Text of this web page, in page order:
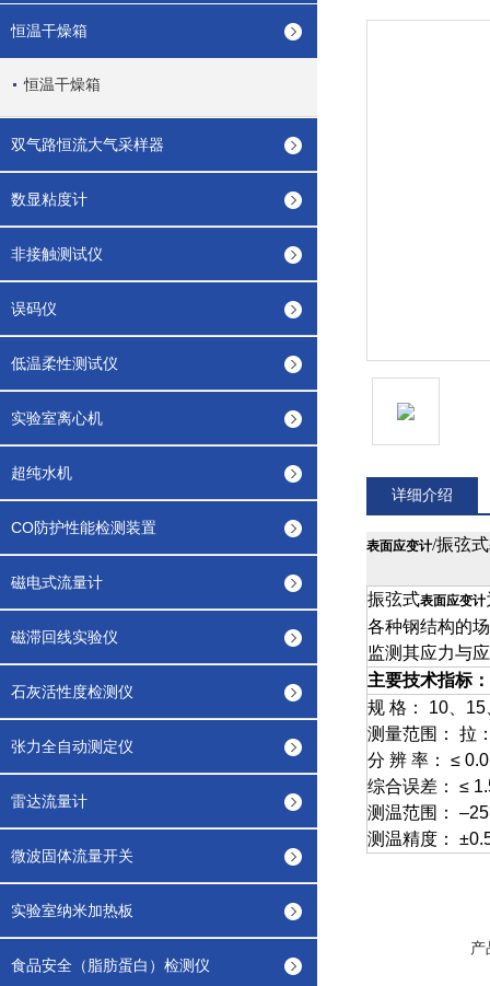
恒温干燥箱
恒温干燥箱
双气路恒流大气采样器
数显粘度计
非接触测试仪
误码仪
低温柔性测试仪
实验室离心机
超纯水机
CO防护性能检测装置
磁电式流量计
磁滞回线实验仪
石灰活性度检测仪
张力全自动测定仪
雷达流量计
微波固体流量开关
实验室纳米加热板
食品安全（脂肪蛋白）检测仪
详细介绍
表面应变计/振弦式
振弦式表面应变计
各种钢结构的
监测其应力与
主要技术指标：
规 格： 10 15
测量范围：
拉
分 辨 率：
≤
综合误差：
≤
测温范围：
–25
测温精度：
±
产